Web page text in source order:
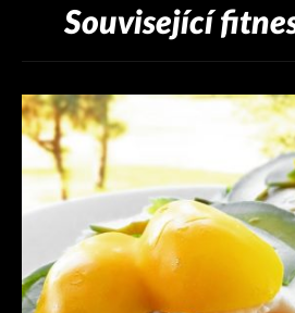
Související